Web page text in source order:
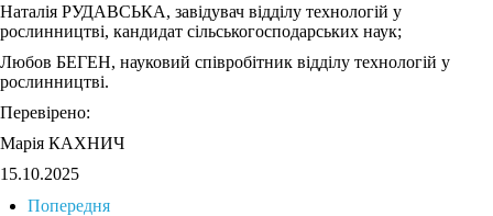
Наталія РУДАВСЬКА, завідувач відділу технологій у
рослинництві, кандидат сільськогосподарських наук;
Любов БЕГЕН, науковий співробітник відділу технологій у
рослинництві.
Перевірено:
Марія КАХНИЧ
15.10.2025
Попередня